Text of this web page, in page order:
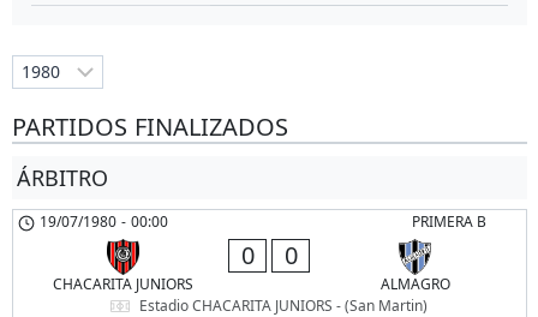
PARTIDOS FINALIZADOS
ÁRBITRO
PRIMERA B
19/07/1980 - 00:00
CHACARITA JUNIORS
0 0
ALMAGRO
Estadio CHACARITA JUNIORS - (San Martin)